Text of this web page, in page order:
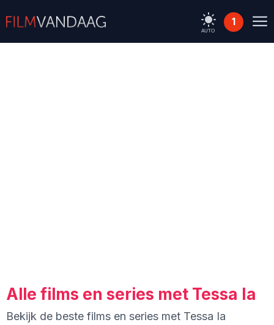
AUTO
1
Alle films en series met Tessa Ia
Bekijk de beste films en series met Tessa Ia